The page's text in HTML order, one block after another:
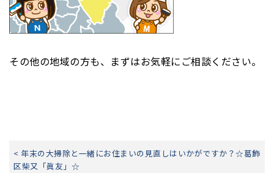
その他の地域の方も、まずはお気軽にご相談ください。
< 年末の大掃除と一緒にお住まいの見直しはいかがですか？☆葛飾
区柴又「眞友」☆